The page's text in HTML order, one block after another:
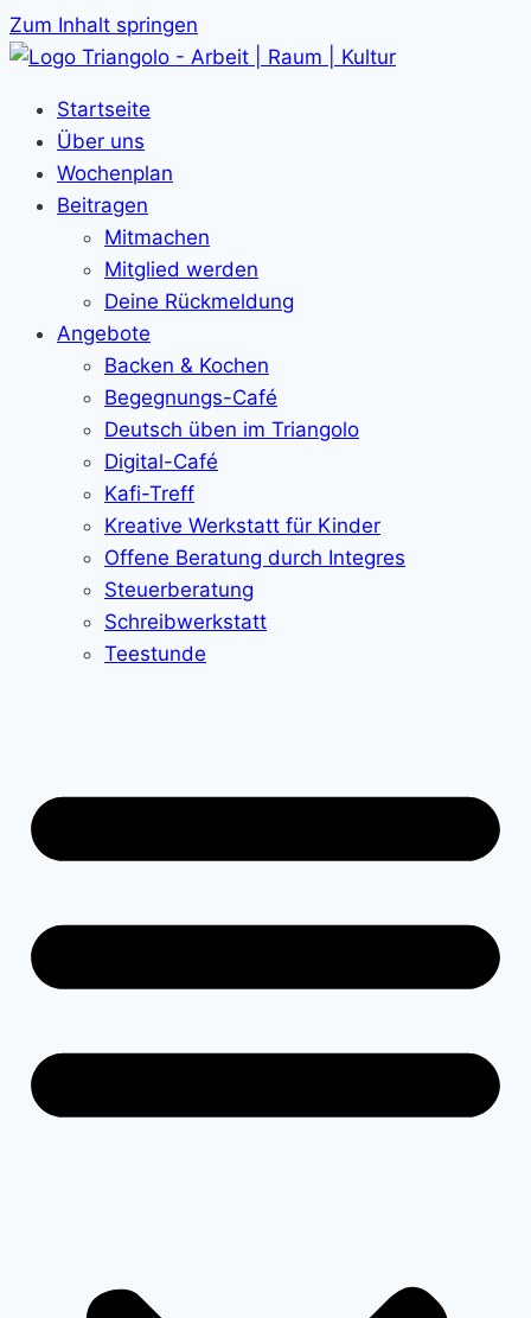
Zum Inhalt springen
Startseite
Über uns
Wochenplan
Beitragen
Mitmachen
Mitglied werden
Deine Rückmeldung
Angebote
Backen & Kochen
Begegnungs-Café
Deutsch üben im Triangolo
Digital-Café
Kafi-Treff
Kreative Werkstatt für Kinder
Offene Beratung durch Integres
Steuerberatung
Schreibwerkstatt
Teestunde